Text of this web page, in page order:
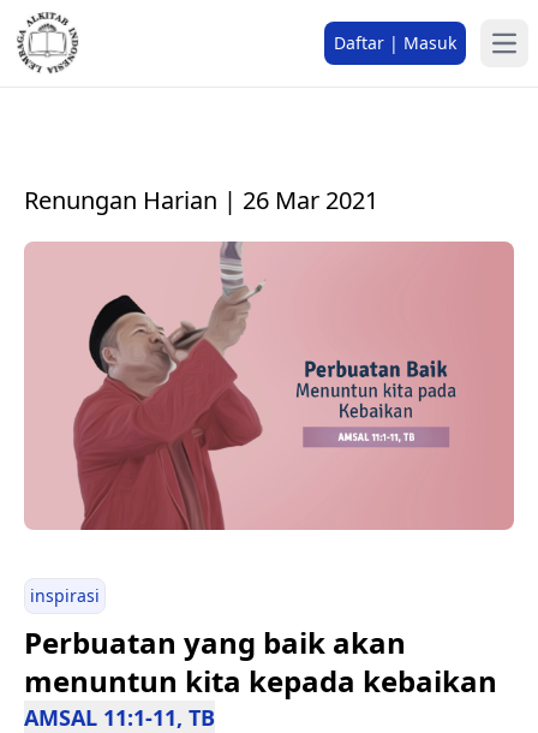
Daftar | Masuk
Renungan Harian | 26 Mar 2021
inspirasi
Perbuatan yang baik akan
menuntun kita kepada kebaikan
AMSAL 11:1-11, TB